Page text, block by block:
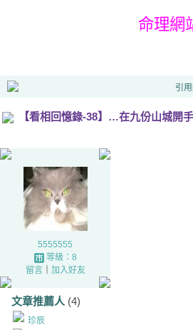
命理網
引
【看相回憶錄-38】…在九份山城開
5555555
等級：8
留言｜ 加入好友
文章推薦人 (4)
珍辰